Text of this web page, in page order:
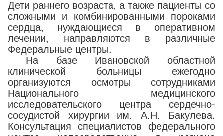
Дети раннего возраста, а также пациенты со
сложными и комбинированными пороками
сердца, нуждающиеся в оперативном
лечении, направляются в различные
Федеральные центры.
На базе Ивановской областной
клинической больницы ежегодно
организуются осмотры сотрудниками
Национального медицинского
исследовательского центра сердечно-
сосудистой хирургии им. А.Н. Бакулева.
Консультация специалистов федерального